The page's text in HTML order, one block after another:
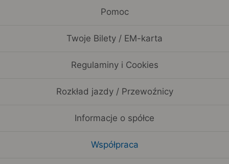
Pomoc
Twoje Bilety / EM-karta
Regulaminy i Cookies
Rozkład jazdy / Przewoźnicy
Informacje o spółce
Współpraca